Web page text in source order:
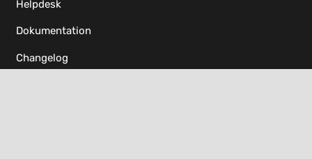
Helpdesk
Dokumentation
Changelog